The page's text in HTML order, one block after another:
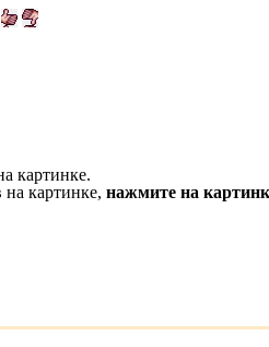
картинке.
картинке, нажмите на